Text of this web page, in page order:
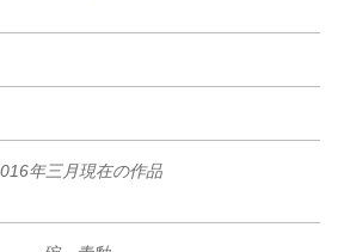
年三月現在の作品